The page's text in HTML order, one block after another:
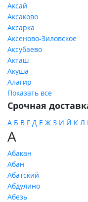
Аксай
Аксаково
Аксарка
Аксеново-Зиловское
Аксубаево
Акташ
Акуша
Алагир
Показать все
Срочная
А Б В Г Д Е Ж З И Й К Л
А
Абакан
Абан
Абатский
Абдулино
Абезь